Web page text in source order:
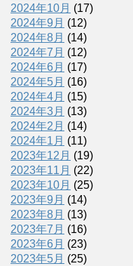
2024年10月 (17)
2024年9月 (12)
2024年8月 (14)
2024年7月 (12)
2024年6月 (17)
2024年5月 (16)
2024年4月 (15)
2024年3月 (13)
2024年2月 (14)
2024年1月 (11)
2023年12月 (19)
2023年11月 (22)
2023年10月 (25)
2023年9月 (14)
2023年8月 (13)
2023年7月 (16)
2023年6月 (23)
2023年5月 (25)